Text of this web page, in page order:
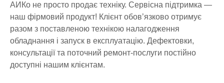
АИКо не просто продає техніку. Сервісна підтримка —
наш фірмовий продукт! Клієнт обов’язково отримує
разом з поставленою технікою налагодження
обладнання і запуск в експлуатацію. Дефектовки,
консультації та поточний ремонт-послуги постійно
доступні нашим клієнтам.